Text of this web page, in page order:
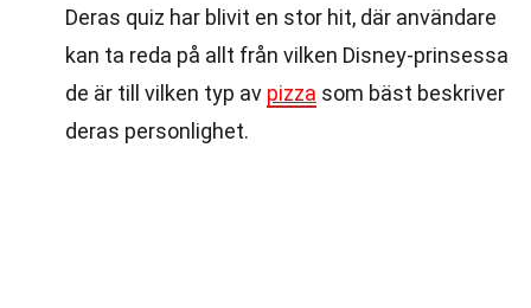
Deras quiz har blivit en stor hit, där användare
kan ta reda på allt från vilken Disney-prinsessa
de är till vilken typ av pizza som bäst beskriver
deras personlighet.